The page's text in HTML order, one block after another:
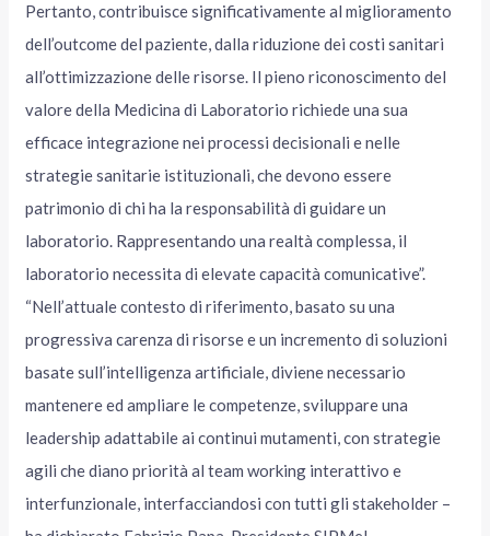
Pertanto, contribuisce significativamente al miglioramento
dell’outcome del paziente, dalla riduzione dei costi sanitari
all’ottimizzazione delle risorse. Il pieno riconoscimento del
valore della Medicina di Laboratorio richiede una sua
efficace integrazione nei processi decisionali e nelle
strategie sanitarie istituzionali, che devono essere
patrimonio di chi ha la responsabilità di guidare un
laboratorio. Rappresentando una realtà complessa, il
laboratorio necessita di elevate capacità comunicative”.
“Nell’attuale contesto di riferimento, basato su una
progressiva carenza di risorse e un incremento di soluzioni
basate sull’intelligenza artificiale, diviene necessario
mantenere ed ampliare le competenze, sviluppare una
leadership adattabile ai continui mutamenti, con strategie
agili che diano priorità al team working interattivo e
interfunzionale, interfacciandosi con tutti gli stakeholder –